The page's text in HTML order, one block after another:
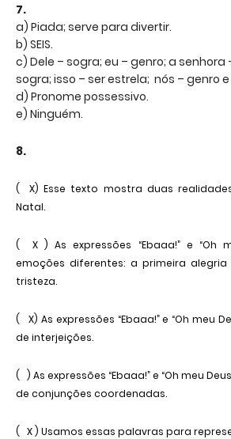
7.
a) Piada; serve para divertir.
b) SEIS.
c) Dele – sogra; eu – genro; a senhora
sogra; isso – ser estrela; nós – genro
d) Pronome possessivo.
e) Ninguém.
8.
( X) Esse texto mostra duas
Natal.
( X ) As expressões “Ebaaa!” e “Oh
emoções diferentes: a primeira
tristeza.
( X) As expressões “Ebaaa!” e “Oh meu
de interjeições.
( ) As expressões “Ebaaa!” e “Oh meu
de conjunções coordenadas.
( X ) Usamos essas palavras para